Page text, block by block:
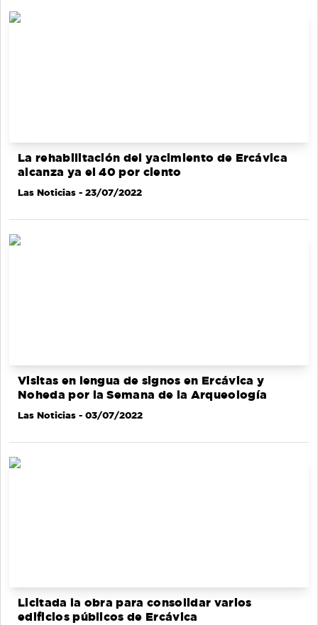
La rehabilitación del yacimiento de Ercávica
alcanza ya el 40 por ciento
Las Noticias - 23/07/2022
Visitas en lengua de signos en Ercávica y
Noheda por la Semana de la Arqueología
Las Noticias - 03/07/2022
Licitada la obra para consolidar varios
edificios públicos de Ercávica